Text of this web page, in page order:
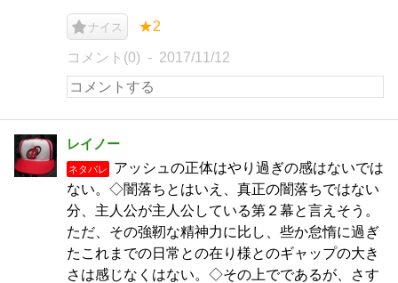
ナイス ★2
コメント(0) 2017/11/12
レイノー
ネタバレ
アッシュの正体はやり過ぎの感はないでは
ない。◇闇落ちとはいえ、真正の闇落ちではない
分、主人公が主人公している第２幕と言えそう。
ただ、その強靭な精神力に比し、些か怠惰に過ぎ
たこれまでの日常との在り様とのギャップの大き
さは感じなくはない。◇その上でであるが、さす